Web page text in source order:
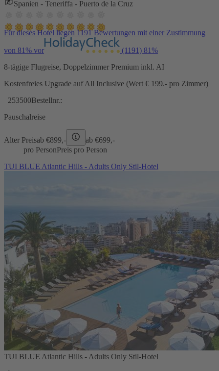
Spanien - Teneriffa - Puerto de la Cruz
Für dieses Hotel liegen 1191 Bewertungen mit einer Zustimmung
von 81% vor (1191) 81%
8-tägige Flugreise, Doppelzimmer Premium inkl. AI
Kostenfreies Upgrade auf All Inclusive (Wert € 199.- pro Zimmer)
253500Bestellnr.:
Pauschalreise
Alter Preisab €899,- ab €699,-
pro PersonPreis pro Person
TUI BLUE Atlantic Hills - Adults Only Stil-Hotel
TUI BLUE Atlantic Hills - Adults Only Stil-Hotel